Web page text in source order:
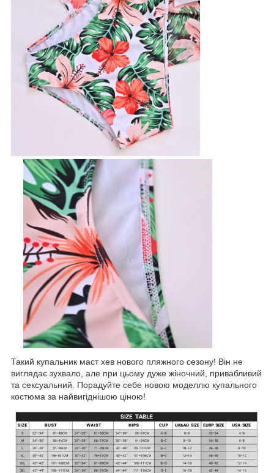
Такий купальник маст хев нового пляжного сезону! Він не
виглядає зухвало, але при цьому дуже жіночний, привабливий
та сексуальний. Порадуйте себе новою моделлю купального
костюма за найвигіднішою ціною!